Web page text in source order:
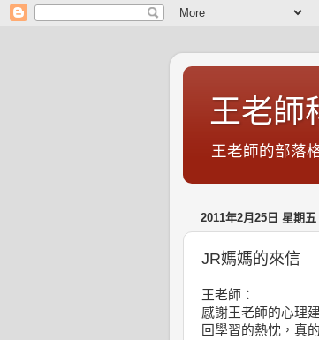
王老師
王老師的部落
2011年2月25日 星期五
JR媽媽的來信
王老師：
感謝王老師的心理
回學習的熱忱， 真